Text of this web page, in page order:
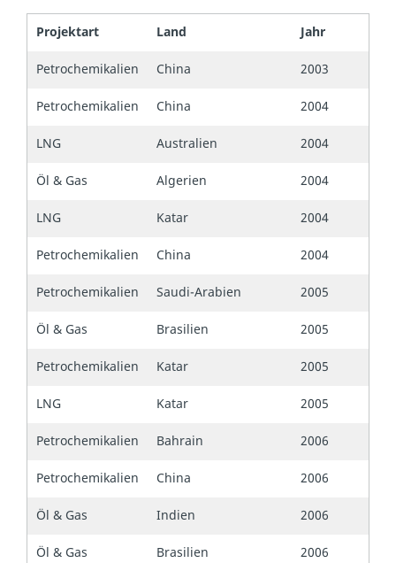
Projektart Land
Jahr
Petrochemikalien
China
2003
Petrochemikalien
China
2004
LNG
Australien
2004
Öl & Gas
Algerien
2004
LNG
Katar
2004
Petrochemikalien
China
2004
Petrochemikalien
Saudi-Arabien
2005
Öl & Gas
Brasilien
2005
Petrochemikalien
Katar
2005
LNG
Katar
2005
Petrochemikalien
Bahrain
2006
Petrochemikalien
China
2006
Öl & Gas
Indien
2006
Öl & Gas
Brasilien
2006